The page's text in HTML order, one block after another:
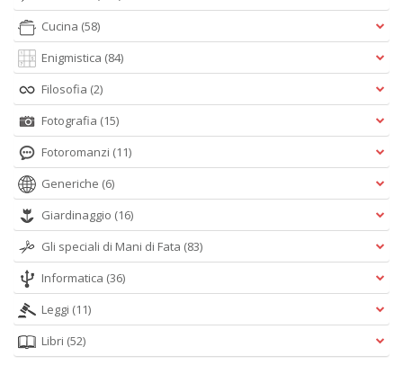
Cucina (58)
Enigmistica (84)
Filosofia (2)
Fotografia (15)
Fotoromanzi (11)
Generiche (6)
Giardinaggio (16)
Gli speciali di Mani di Fata (83)
Informatica (36)
Leggi (11)
Libri (52)